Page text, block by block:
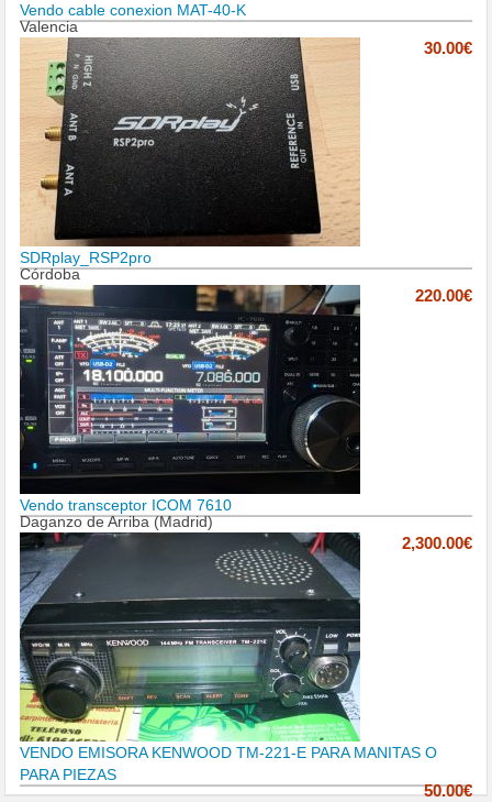
Vendo cable conexion MAT-40-K
Valencia
30.00€
SDRplay_RSP2pro
Córdoba
220.00€
Vendo transceptor ICOM 7610
Daganzo de Arriba (Madrid)
2,300.00€
VENDO EMISORA KENWOOD TM-221-E PARA MANITAS O
PARA PIEZAS
50.00€